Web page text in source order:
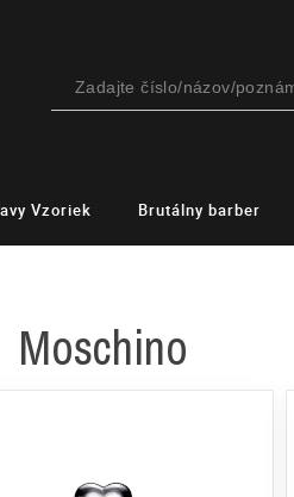
Vzoriek Brutálny barber
Moschino